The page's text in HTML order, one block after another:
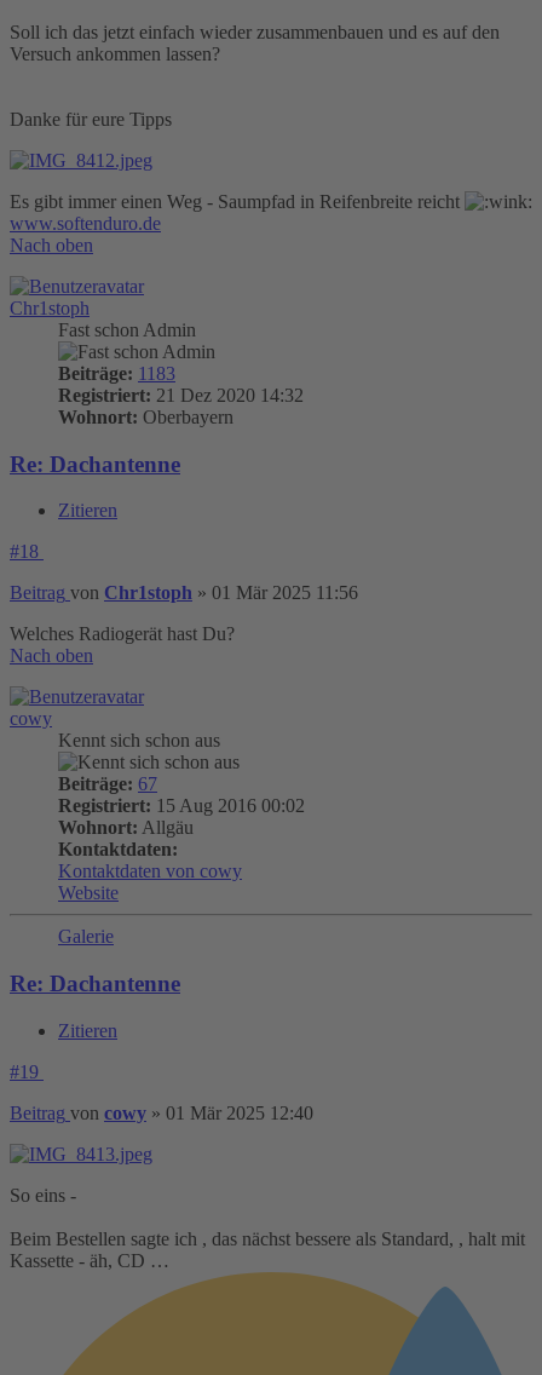
Soll ich das jetzt einfach wieder zusammenbauen und es auf den
Versuch ankommen lassen?
Danke für eure Tipps
Es gibt immer einen Weg - Saumpfad in Reifenbreite reicht
www.softenduro.de
Nach oben
Chr1stoph
Fast schon Admin
Beiträge: 1183
Registriert: 21 Dez 2020 14:32
Wohnort: Oberbayern
Re: Dachantenne
Zitieren
#18
Beitrag von Chr1stoph » 01 Mär 2025 11:56
Welches Radiogerät hast Du?
Nach oben
cowy
Kennt sich schon aus
Beiträge: 67
Registriert: 15 Aug 2016 00:02
Wohnort: Allgäu
Kontaktdaten:
Kontaktdaten von cowy
Website
Galerie
Re: Dachantenne
Zitieren
#19
Beitrag von cowy » 01 Mär 2025 12:40
So eins -
Beim Bestellen sagte ich , das nächst bessere als Standard, , halt mit
Kassette - äh, CD …